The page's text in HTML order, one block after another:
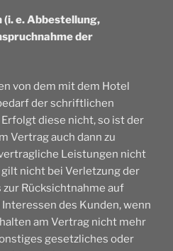
(i. e. Abbestellung,
der
von dem mit dem Hotel
der schriftlichen
diese nicht, so ist der
Vertrag auch dann zu
Leistungen nicht
nicht bei Verletzung der
Rücksichtnahme auf
des Kunden, wenn
am Vertrag nicht mehr
gesetzliches oder